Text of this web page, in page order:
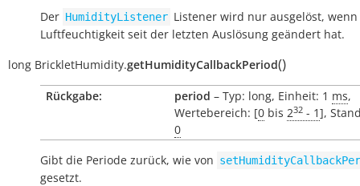
Der HumidityListener Listener wird nur ausgelöst,
Luftfeuchtigkeit seit der letzten Auslösung geändert hat.
long BrickletHumidity.getHumidityCallbackPeriod()
Rückgabe: period – Typ: long, Einheit: 1 ms,
Wertebereich: [0 bis 232 - 1],
0
Gibt die Periode zurück, wie von
gesetzt.